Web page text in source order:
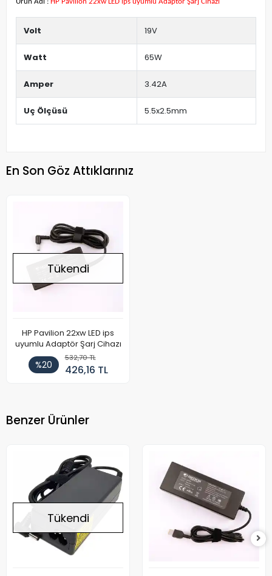
Ürün Adı : HP Pavilion 22xw LED ips uyumlu Adaptör Şarj Cihazı
Volt 19V
Watt 65W
Amper 3.42A
Uç Ölçüsü 5.5x2.5mm
En Son Göz Attıklarınız
Tükendi
HP Pavilion 22xw LED ips
uyumlu Adaptör Şarj Cihazı
%20
532,70 TL
426,16 TL
Benzer Ürünler
Tükendi